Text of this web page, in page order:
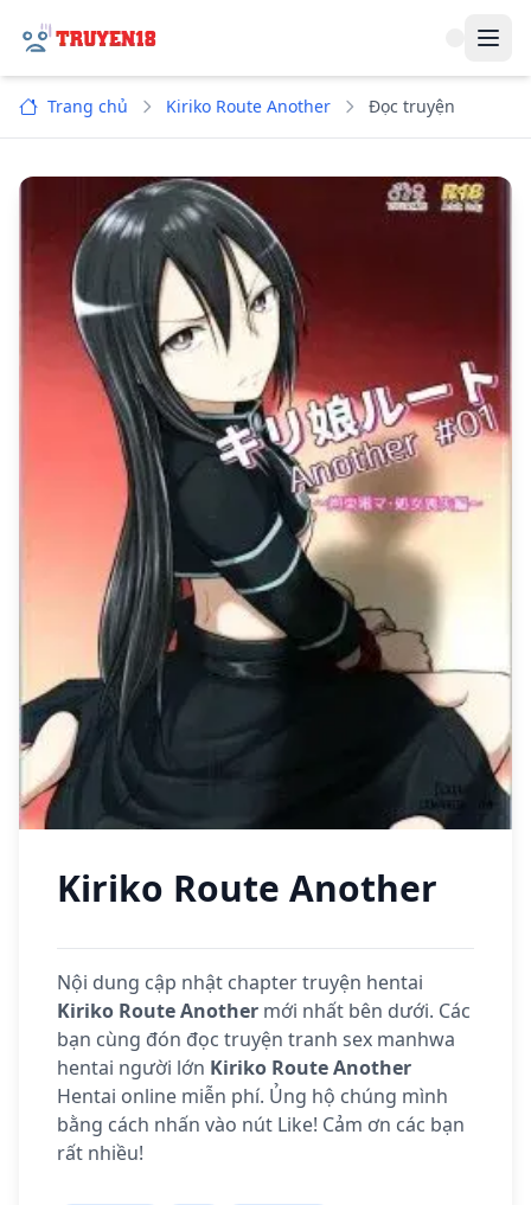
Trang chủ Kiriko Route Another Đọc truyện
Kiriko Route Another
Nội dung cập nhật chapter truyện hentai
Kiriko Route Another mới nhất bên dưới. Các
bạn cùng đón đọc truyện tranh sex manhwa
hentai người lớn Kiriko Route Another
Hentai online miễn phí. Ủng hộ chúng mình
bằng cách nhấn vào nút Like! Cảm ơn các bạn
rất nhiều!